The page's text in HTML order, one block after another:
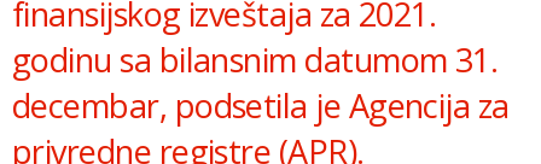
finansijskog izveštaja za 2021.
godinu sa bilansnim datumom 31.
decembar, podsetila je Agencija za
privredne registre (APR).